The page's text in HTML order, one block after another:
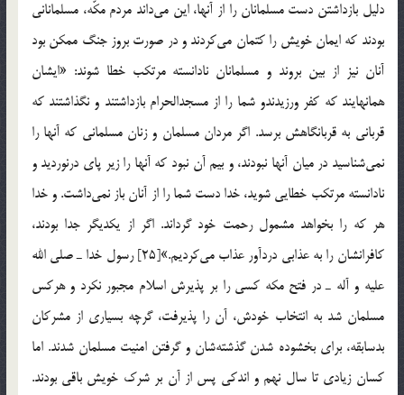
دلیل بازداشتن دست مسلمانان را از آنها، این می‌داند مردم مكّه، مسلمانانی
بودند كه ایمان خویش را كتمان می‌كردند و در صورت بروز جنگ ممكن بود
آنان نیز از بین بروند و مسلمانان نادانسته مرتكب خطا شوند: «ایشان
همانهایند كه كفر ورزیدندو شما را از مسجدالحرام بازداشتند و نگذاشتند كه
قربانی به قربانگاهش برسد. اگر مردان مسلمان و زنان مسلمانی كه آنها را
نمی‌شناسید در میان آنها نبودند، و بیم آن نبود كه آنها را زیر پای درنوردید و
نادانسته مرتكب خطایی شوید، خدا دست شما را از آنان باز نمی‌داشت. و خدا
هر كه را بخواهد مشمول رحمت خود گرداند. اگر از یكدیگر جدا بودند،
كافرانشان را به عذابی دردآور عذاب می‌كردیم.»[25] رسول خدا ـ صلی الله
علیه و آله ـ در فتح مكه كسی را بر پذیرش اسلام مجبور نكرد و هركس
مسلمان شد به انتخاب خودش، آن را پذیرفت، گرچه بسیاری از مشركان
بدسابقه، برای بخشوده شدن گذشته‌شان و گرفتن امنیت مسلمان شدند. اما
كسان زیادی تا سال نهم و اندكی پس از آن بر شرك خویش باقی بودند.